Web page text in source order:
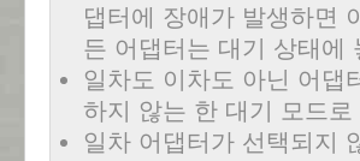
댑터에 장애가 발생하면
든 어댑터는 대기 상태에
일차도 이차도 아닌 어댑
하지 않는 한 대기 모드로
일차 어댑터가 선택되지